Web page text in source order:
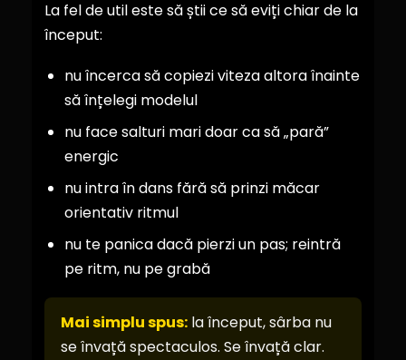
La fel de util este să știi ce să eviți chiar de la
început:
nu încerca să copiezi viteza altora înainte
să înțelegi modelul
nu face salturi mari doar ca să „pară”
energic
nu intra în dans fără să prinzi măcar
orientativ ritmul
nu te panica dacă pierzi un pas; reintră
pe ritm, nu pe grabă
Mai simplu spus: la început, sârba nu
se învață spectaculos. Se învață clar.